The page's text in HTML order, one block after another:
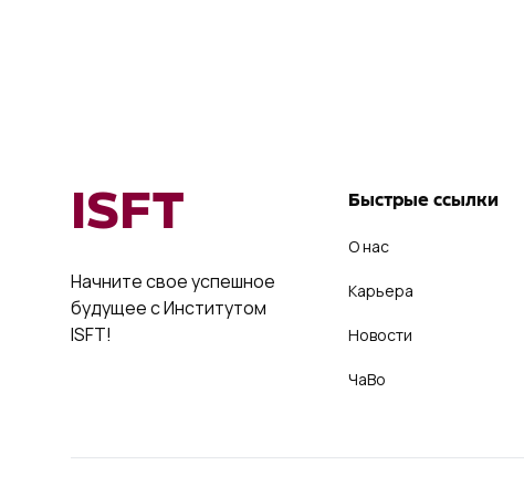
ISFT
Начните свое успешное
будущее с Институтом
ISFT!
Быстрые ссылки
О нас
Карьера
Новости
ЧаВо